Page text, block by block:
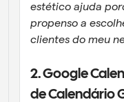
estético ajuda
propenso a
clientes do meu
2. Google
de Calendário